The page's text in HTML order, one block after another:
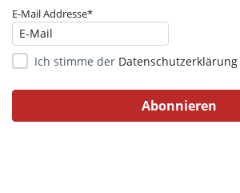
E-Mail Addresse*
Ich stimme der Datenschutzerklärung